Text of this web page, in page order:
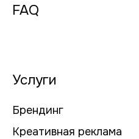
FAQ
Услуги
Брендинг
Креативная реклама